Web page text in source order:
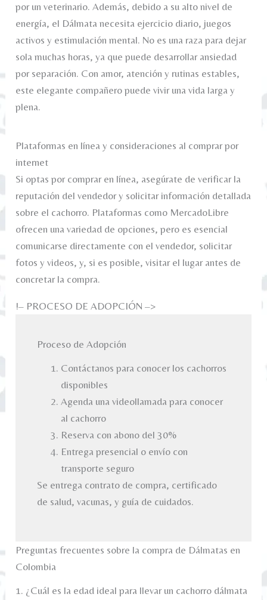
por un veterinario. Además, debido a su alto nivel de
energía, el Dálmata necesita ejercicio diario, juegos
activos y estimulación mental. No es una raza para dejar
sola muchas horas, ya que puede desarrollar ansiedad
por separación. Con amor, atención y rutinas estables,
este elegante compañero puede vivir una vida larga y
plena.
Plataformas en línea y consideraciones al comprar por
internet
Si optas por comprar en línea, asegúrate de verificar la
reputación del vendedor y solicitar información detallada
sobre el cachorro. Plataformas como MercadoLibre
ofrecen una variedad de opciones, pero es esencial
comunicarse directamente con el vendedor, solicitar
fotos y videos, y, si es posible, visitar el lugar antes de
concretar la compra.
!– PROCESO DE ADOPCIÓN –>
Proceso de Adopción
Contáctanos para conocer los cachorros
disponibles
Agenda una videollamada para conocer
al cachorro
Reserva con abono del 30%
Entrega presencial o envío con
transporte seguro
Se entrega contrato de compra, certificado
de salud, vacunas, y guía de cuidados.
Preguntas frecuentes sobre la compra de Dálmatas en
Colombia
1. ¿Cuál es la edad ideal para llevar un cachorro dálmata